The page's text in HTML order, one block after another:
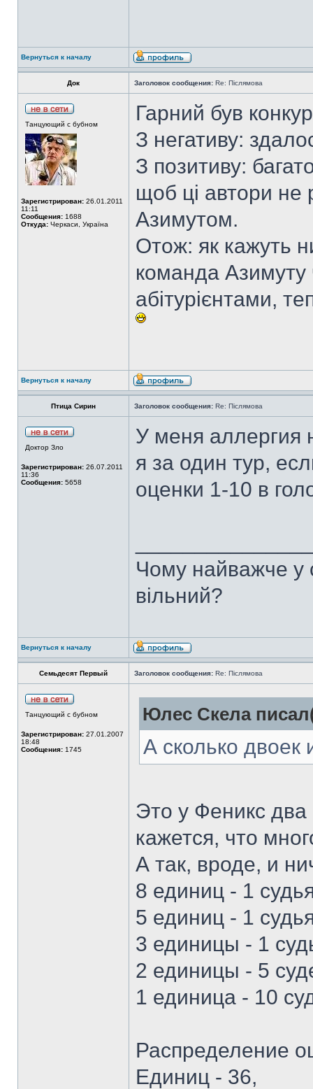
Вернуться к началу
Док Заголовок сообщения: Re: Післямова
Танцующий с бубном
Зарегистрирован: 26.01.2011
11:11
Сообщения: 1688
Откуда: Черкаси, Україна
Гарний був
З негативу:
З позитиву:
щоб ці автори не
Азимутом.
Отож: як кажуть
команда
абітурієнтами,
Вернуться к началу
Птица Сирин Заголовок сообщения: Re: Післямова
Доктор Зло
Зарегистрирован: 26.07.2011
11:36
Сообщения: 5658
У меня аллергия
я за один тур,
оценки 1-10 в
Чому найважче у
вільний?
Вернуться к началу
Семьдесят Первый Заголовок сообщения: Re: Післямова
Танцующий с бубном
Зарегистрирован: 27.01.2007
18:48
Сообщения: 1745
Юлес Скела
А сколько двоек
Это у Феникс два
кажется, что
А так, вроде, и
8 единиц - 1
5 единиц - 1
3 единицы - 1
2 единицы - 5
1 единица - 10
Распределение
Единиц - 36,